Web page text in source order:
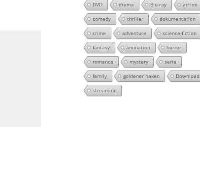
DVD drama Blu-ray action
comedy thriller dokumentation
crime adventure science-fiction
fantasy animation horror
romance mystery serie
family goldener haken Download
streaming